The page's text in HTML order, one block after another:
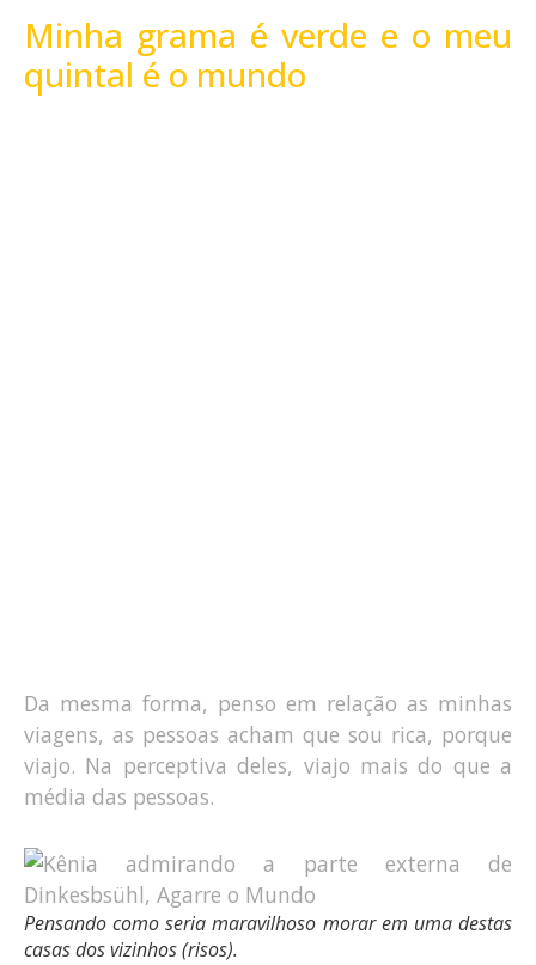
Minha grama é verde e o meu
quintal é o mundo
Da mesma forma, penso em relação as minhas
viagens, as pessoas acham que sou rica, porque
viajo. Na perceptiva deles, viajo mais do que a
média das pessoas.
Pensando como seria maravilhoso morar em uma destas
casas dos vizinhos (risos).